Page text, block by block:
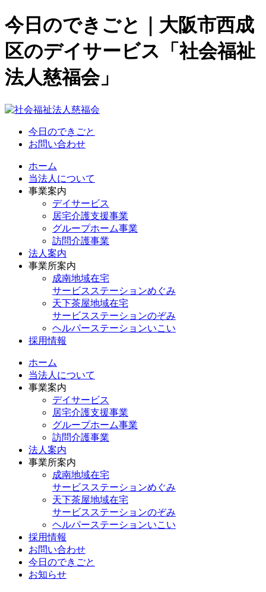
今日のできごと｜大阪市西成
区のデイサービス「社会福祉
法人慈福会」
今日のできごと
お問い合わせ
ホーム
当法人について
事業案内
デイサービス
居宅介護支援事業
グループホーム事業
訪問介護事業
法人案内
事業所案内
成南地域在宅
サービスステーションめぐみ
天下茶屋地域在宅
サービスステーションのぞみ
ヘルパーステーションいこい
採用情報
ホーム
当法人について
事業案内
デイサービス
居宅介護支援事業
グループホーム事業
訪問介護事業
法人案内
事業所案内
成南地域在宅
サービスステーションめぐみ
天下茶屋地域在宅
サービスステーションのぞみ
ヘルパーステーションいこい
採用情報
お問い合わせ
今日のできごと
お知らせ